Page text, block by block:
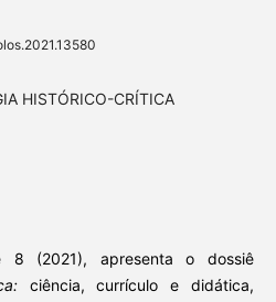
HISTÓRICO-CRÍTICA
8 (2021), apresenta o dossiê
ciência, currículo e didática,